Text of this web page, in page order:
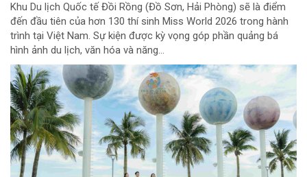
Khu Du lịch Quốc tế Đồi Rồng (Đồ Sơn, Hải Phòng) sẽ là điểm
đến đầu tiên của hơn 130 thí sinh Miss World 2026 trong hành
trình tại Việt Nam. Sự kiện được kỳ vọng góp phần quảng bá
hình ảnh du lịch, văn hóa và năng...